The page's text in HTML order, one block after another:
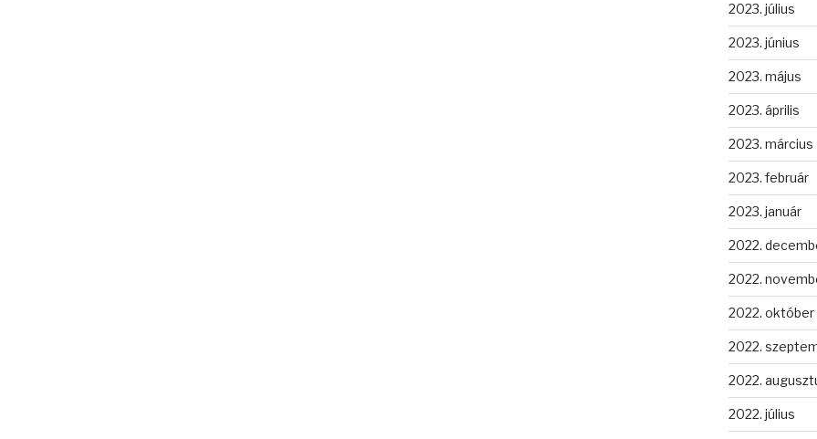
2023. július
2023. június
2023. május
2023. április
2023. március
2023. február
2023. január
2022.
2022.
2022. október
2022.
2022.
2022. július